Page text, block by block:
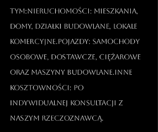
tym:Nieruchomości: mieszkania,
domy, działki budowlane, lokale
komercyjne.Pojazdy: samochody
osobowe, dostawcze, ciężarowe
oraz maszyny budowlane.Inne
kosztowności: po
indywidualnej konsultacji z
naszym rzeczoznawcą.​